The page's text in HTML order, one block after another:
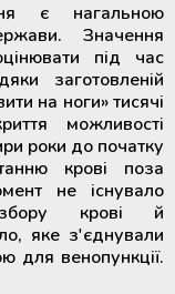
є нагальною
Значення
під час
заготовленій
на ноги» тисячі
можливості
роки до початку
крові поза
не існувало
крові й
яке з'єднували
для венопункції.